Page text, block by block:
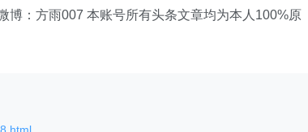
博：方雨007 本账号所有头条文章均为本人100%原